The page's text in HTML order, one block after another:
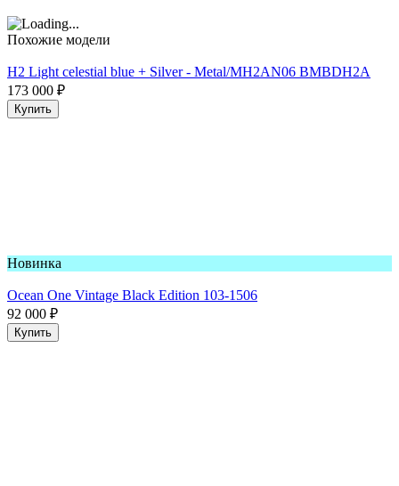
Похожие модели
H2 Light celestial blue + Silver - Metal/MH2AN06 BMBDH2A
173 000 ₽
Купить
Новинка
Ocean One Vintage Black Edition 103-1506
92 000 ₽
Купить